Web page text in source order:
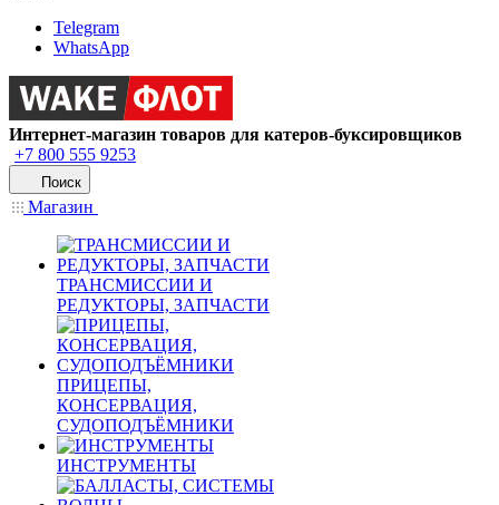
Telegram
WhatsApp
Интернет-магазин товаров для катеров-буксировщиков
+7 800 555 9253
Поиск
Магазин
ТРАНСМИССИИ И
РЕДУКТОРЫ, ЗАПЧАСТИ
ПРИЦЕПЫ,
КОНСЕРВАЦИЯ,
СУДОПОДЪЁМНИКИ
ИНСТРУМЕНТЫ